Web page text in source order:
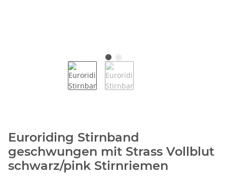
Euroriding Stirnband
geschwungen mit Strass Vollblut
schwarz/pink Stirnriemen